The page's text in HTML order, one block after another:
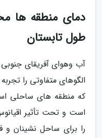
دمای منطقه ها
طول تابستان
آب وهوای آفریقای جنوبی
الگوهای متفاوتی را
است و تحت تأثیر
را برای ساحل نشینان و